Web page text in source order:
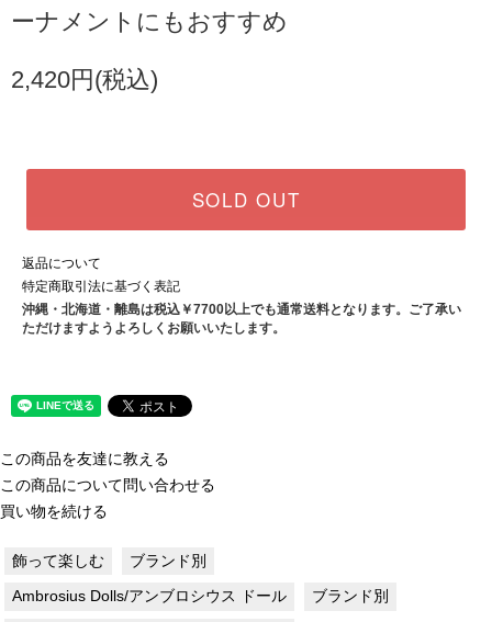
ーナメントにもおすすめ
2,420円(税込)
SOLD OUT
返品について
特定商取引法に基づく表記
沖縄・北海道・離島は税込￥7700以上でも通常送料となります。ご了承い
ただけますようよろしくお願いいたします。
この商品を友達に教える
この商品について問い合わせる
買い物を続ける
飾って楽しむ ブランド別
Ambrosius Dolls/アンブロシウス ドール ブランド別